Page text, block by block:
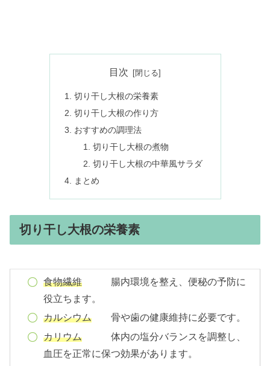
目次
切り干し大根の栄養素
切り干し大根の作り方
おすすめの調理法
切り干し大根の煮物
切り干し大根の中華風サラダ
まとめ
切り干し大根の栄養素
食物繊維腸内環境を整え、便秘の予防に
役立ちます。
カルシウム骨や歯の健康維持に必要です。
カリウム体内の塩分バランスを調整し、
血圧を正常に保つ効果があります。